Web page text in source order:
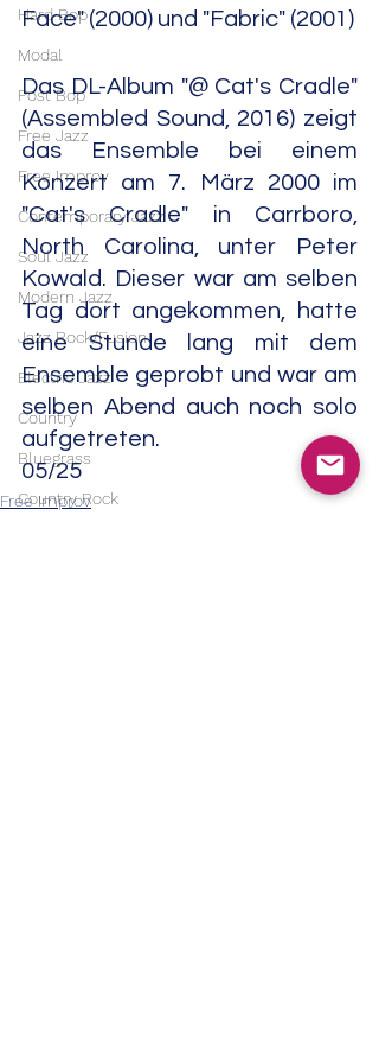
Hard Bop
Modal
Post Bop
Free Jazz
Free Improv
Contemporary Jazz
Soul Jazz
Modern Jazz
Jazz Rock/Fusion
Electric Jazz
Country
Bluegrass
Country Rock
Face" (2000) und "Fabric" (2001)
Das DL-Album "@ Cat's Cradle"
(Assembled Sound, 2016) zeigt
das Ensemble bei einem
Konzert am 7. März 2000 im
"Cat's Cradle" in Carrboro,
North Carolina, unter Peter
Kowald. Dieser war am selben
Tag dort angekommen, hatte
eine Stunde lang mit dem
Ensemble geprobt und war am
selben Abend auch noch solo
aufgetreten.
05/25
Free Improv